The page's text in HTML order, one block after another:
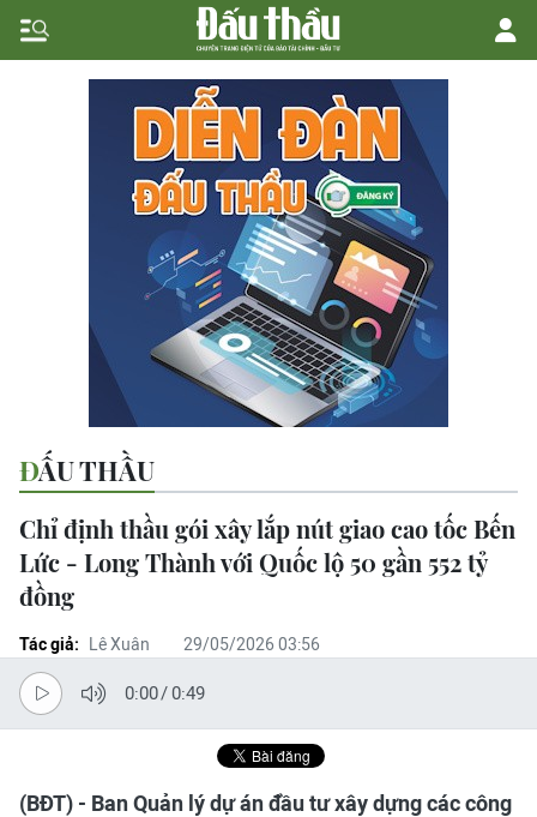
ĐẤU THẦU
Chỉ định thầu gói xây lắp nút giao cao tốc Bến
Lức - Long Thành với Quốc lộ 50 gần 552 tỷ
đồng
Tác giả: Lê Xuân 29/05/2026 03:56
0:00/0:49
(BĐT) - Ban Quản lý dự án đầu tư xây dựng các công